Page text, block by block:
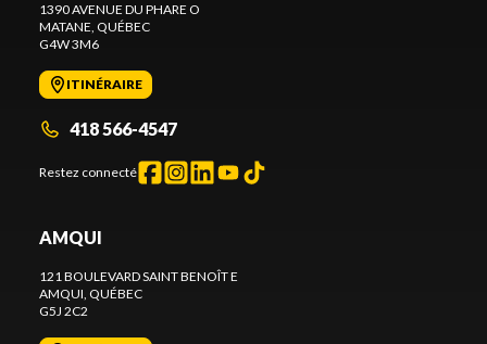
1390 AVENUE DU PHARE O
MATANE, QUÉBEC
G4W 3M6
ITINÉRAIRE
418 566-4547
Restez connecté
AMQUI
121 BOULEVARD SAINT BENOÎT E
AMQUI, QUÉBEC
G5J 2C2